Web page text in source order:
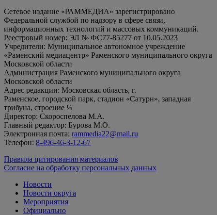
Сетевое издание «РАММЕДИА» зарегистрировано
Федеральной службой по надзору в сфере связи,
информационных технологий и массовых коммуникаций.
Реестровый номер: ЭЛ № ФС77-85277 от 10.05.2023
Учредители: Муниципальное автономное учреждение
«Раменский медиацентр» Раменского муниципального округа
Московской области
Администрация Раменского муниципального округа
Московской области
Адрес редакции: Московская область, г.
Раменское, городской парк, стадион «Сатурн», западная
трибуна, строение ¼
Директор: Скороспелова М.А.
Главный редактор: Бурова М.О.
Электронная почта: rammedia22@mail.ru
Телефон: 8-496-46-3-12-67
Правила цитирования материалов
Согласие на обработку персональных данных
Новости
Новости округа
Мероприятия
Официально